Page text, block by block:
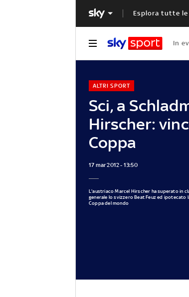
Esplora tutte
In
Sci, a
Hirscher:
Coppa
ALTRI SPORT
17 mar 2012 - 13:50
L'austriaco Marcel Hirscher ha superato in
generale lo svizzero Beat Feuz ed ipotecato
Coppa del mondo